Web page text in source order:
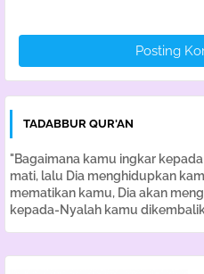
Posting
TADABBUR QUR'AN
"Bagaimana kamu ingkar
mati, lalu Dia menghidupkan
mematikan kamu, Dia akan
kepada-Nyalah kamu